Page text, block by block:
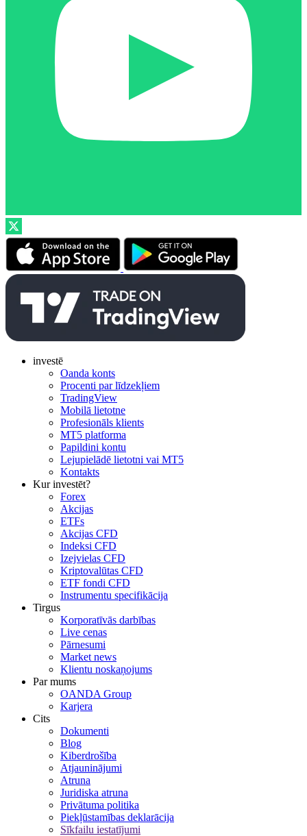
investē
Oanda konts
Procenti par līdzekļiem
TradingView
Mobilā lietotne
Profesionāls klients
MT5 platforma
Papildini kontu
Lejupielādē lietotni vai MT5
Kontakts
Kur investēt?
Forex
Akcijas
ETFs
Akcijas CFD
Indeksi CFD
Izejvielas CFD
Kriptovalūtas CFD
ETF fondi CFD
Instrumentu specifikācija
Tirgus
Korporatīvās darbības
Live cenas
Pārnesumi
Market news
Klientu noskaņojums
Par mums
OANDA Group
Karjera
Cits
Dokumenti
Blog
Kiberdrošība
Atjauninājumi
Atruna
Juridiska atruna
Privātuma politika
Piekļūstamības deklarācija
Sīkfailu iestatījumi